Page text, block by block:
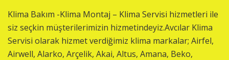
Klima Bakım -Klima Montaj – Klima Servisi hizmetleri ile
siz seçkin müşterilerimizin hizmetindeyiz.Avcılar Klima
Servisi olarak hizmet verdiğimiz klima markalar; Airfel,
Airwell, Alarko, Arçelik, Akai, Altus, Amana, Beko,